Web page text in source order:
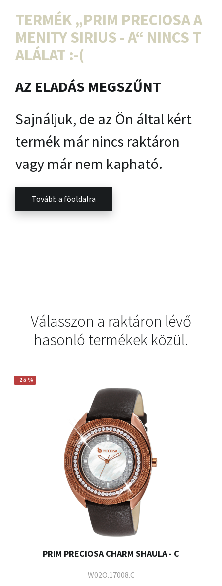
TERMÉK „PRIM PRECIOSA A
MENITY SIRIUS - A“ NINCS T
ALÁLAT :-(
AZ ELADÁS MEGSZŰNT
Sajnáljuk, de az Ön által kért
termék már nincs raktáron
vagy már nem kapható.
Tovább a főoldalra
Válasszon a raktáron lévő
hasonló termékek közül.
-25 %
PRIM PRECIOSA CHARM SHAULA - C
W02O.17008.C